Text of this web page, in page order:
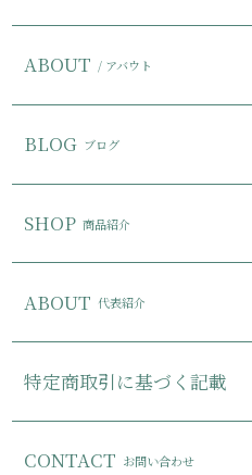
ABOUT / アバウト
BLOG ブログ
SHOP 商品紹介
ABOUT 代表紹介
特定商取引に基づく記載
CONTACT お問い合わせ